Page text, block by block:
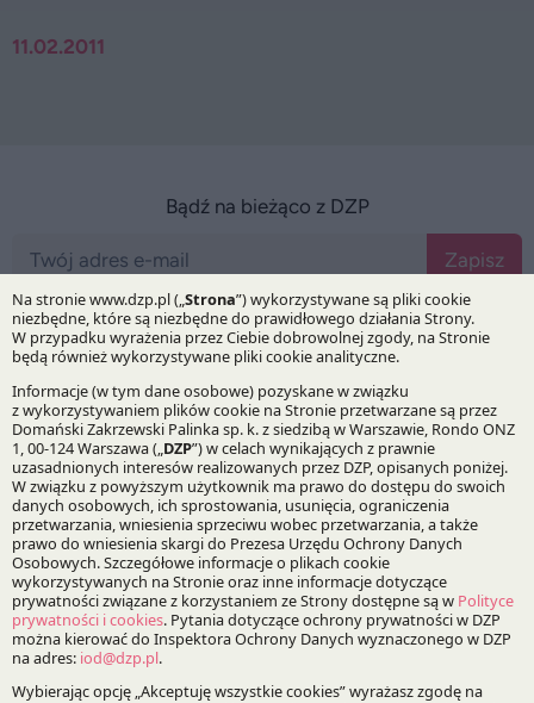
11.02.2011
Bądź na bieżąco z DZP
Zapisz
O Kancelarii
O DZP
Zespół
Nasze doradztwo
Alerty prawne
Wydarzenia
Media
Główne obszary doradztwa